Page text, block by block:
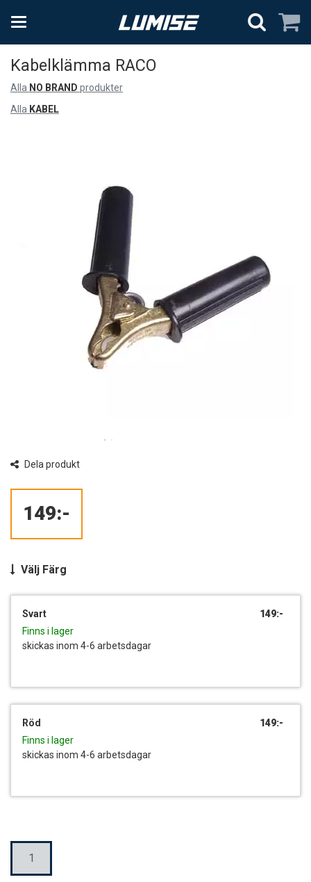
Kabelklämma RACO
Alla NO BRAND produkter
Alla KABEL
Dela produkt
149:-
Välj Färg
149:-
Svart
Finns i lager
skickas inom 4-6 arbetsdagar
149:-
Röd
Finns i lager
skickas inom 4-6 arbetsdagar
Mängd